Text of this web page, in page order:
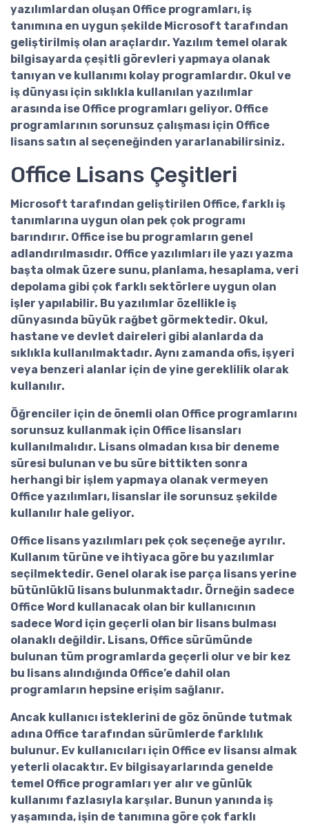
yazılımlardan oluşan Office programları, iş
tanımına en uygun şekilde Microsoft tarafından
geliştirilmiş olan araçlardır. Yazılım temel olarak
bilgisayarda çeşitli görevleri yapmaya olanak
tanıyan ve kullanımı kolay programlardır. Okul ve
iş dünyası için sıklıkla kullanılan yazılımlar
arasında ise Office programları geliyor. Office
programlarının sorunsuz çalışması için Office
lisans satın al seçeneğinden yararlanabilirsiniz.
Office Lisans Çeşitleri
Microsoft tarafından geliştirilen Office, farklı iş
tanımlarına uygun olan pek çok programı
barındırır. Office ise bu programların genel
adlandırılmasıdır. Office yazılımları ile yazı yazma
başta olmak üzere sunu, planlama, hesaplama, veri
depolama gibi çok farklı sektörlere uygun olan
işler yapılabilir. Bu yazılımlar özellikle iş
dünyasında büyük rağbet görmektedir. Okul,
hastane ve devlet daireleri gibi alanlarda da
sıklıkla kullanılmaktadır. Aynı zamanda ofis, işyeri
veya benzeri alanlar için de yine gereklilik olarak
kullanılır.
Öğrenciler için de önemli olan Office programlarını
sorunsuz kullanmak için Office lisansları
kullanılmalıdır. Lisans olmadan kısa bir deneme
süresi bulunan ve bu süre bittikten sonra
herhangi bir işlem yapmaya olanak vermeyen
Office yazılımları, lisanslar ile sorunsuz şekilde
kullanılır hale geliyor.
Office lisans yazılımları pek çok seçeneğe ayrılır.
Kullanım türüne ve ihtiyaca göre bu yazılımlar
seçilmektedir. Genel olarak ise parça lisans yerine
bütünlüklü lisans bulunmaktadır. Örneğin sadece
Office Word kullanacak olan bir kullanıcının
sadece Word için geçerli olan bir lisans bulması
olanaklı değildir. Lisans, Office sürümünde
bulunan tüm programlarda geçerli olur ve bir kez
bu lisans alındığında Office’e dahil olan
programların hepsine erişim sağlanır.
Ancak kullanıcı isteklerini de göz önünde tutmak
adına Office tarafından sürümlerde farklılık
bulunur. Ev kullanıcıları için Office ev lisansı almak
yeterli olacaktır. Ev bilgisayarlarında genelde
temel Office programları yer alır ve günlük
kullanımı fazlasıyla karşılar. Bunun yanında iş
yaşamında, işin de tanımına göre çok farklı